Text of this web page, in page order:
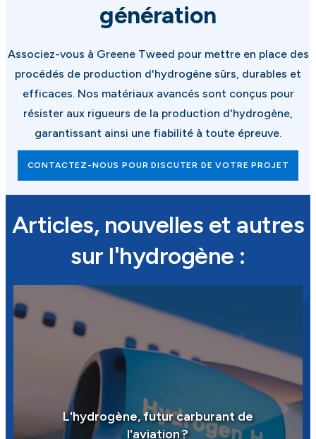
génération
Associez-vous à Greene Tweed pour mettre en place des
procédés de production d'hydrogène sûrs, durables et
efficaces. Nos matériaux avancés sont conçus pour
résister aux rigueurs de la production d'hydrogène,
garantissant ainsi une fiabilité à toute épreuve.
CONTACTEZ-NOUS POUR DISCUTER DE VOTRE PROJET
Articles, nouvelles et autres
sur l'hydrogène :
L'hydrogène, futur carburant de
l'aviation ?